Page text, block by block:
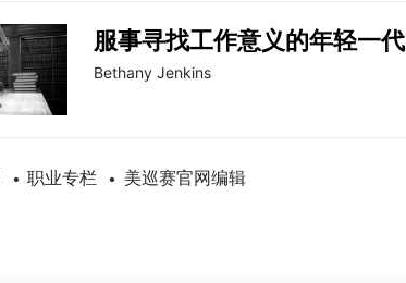
服事寻找工作意义的年轻一代
Bethany Jenkins
• 职业专栏 • 美巡赛官网编辑